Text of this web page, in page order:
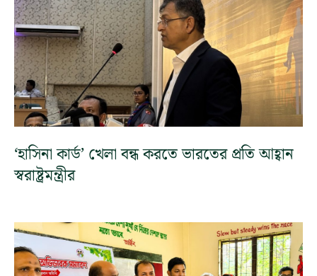
‘হাসিনা কার্ড’ খেলা বন্ধ করতে ভারতের প্রতি আহ্বান
স্বরাষ্ট্রমন্ত্রীর